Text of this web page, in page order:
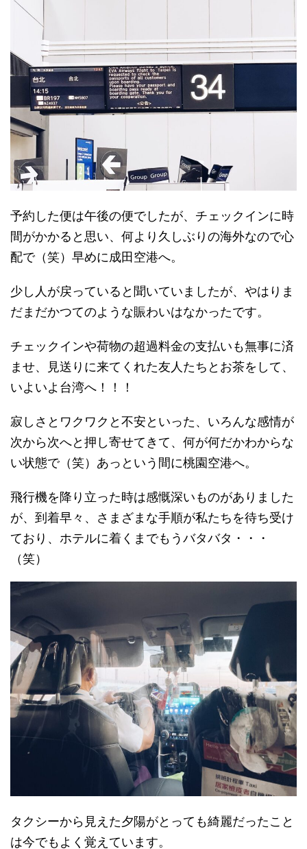
予約した便は午後の便でしたが、チェックインに時
間がかかると思い、何より久しぶりの海外なので心
配で（笑）早めに成田空港へ。
少し人が戻っていると聞いていましたが、やはりま
だまだかつてのような賑わいはなかったです。
チェックインや荷物の超過料金の支払いも無事に済
ませ、見送りに来てくれた友人たちとお茶をして、
いよいよ台湾へ！！！
寂しさとワクワクと不安といった、いろんな感情が
次から次へと押し寄せてきて、何が何だかわからな
い状態で（笑）あっという間に桃園空港へ。
飛行機を降り立った時は感慨深いものがありました
が、到着早々、さまざまな手順が私たちを待ち受け
ており、ホテルに着くまでもうバタバタ・・・
（笑）
タクシーから見えた夕陽がとっても綺麗だったこと
は今でもよく覚えています。